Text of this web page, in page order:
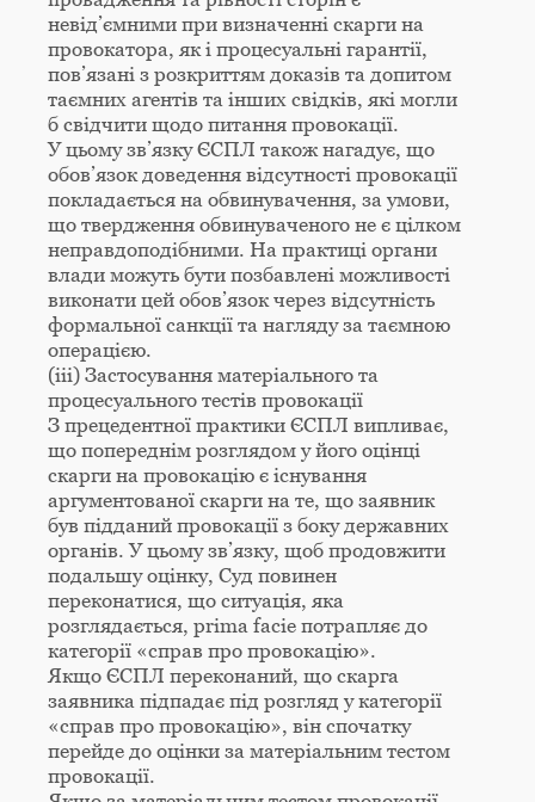
невід’ємними при визначенні скарги на
провокатора, як і процесуальні гарантії,
пов’язані з розкриттям доказів та допитом
таємних агентів та інших свідків, які могли
б свідчити щодо питання провокації.
У цьому зв’язку ЄСПЛ також нагадує, що
обов’язок доведення відсутності провокації
покладається на обвинувачення, за умови,
що твердження обвинуваченого не є цілком
неправдоподібними. На практиці органи
влади можуть бути позбавлені можливості
виконати цей обов’язок через відсутність
формальної санкції та нагляду за таємною
операцією.
(iii) Застосування матеріального та
процесуального тестів провокації
З прецедентної практики ЄСПЛ випливає,
що попереднім розглядом у його оцінці
скарги на провокацію є існування
аргументованої скарги на те, що заявник
був підданий провокації з боку державних
органів. У цьому зв’язку, щоб продовжити
подальшу оцінку, Суд повинен
переконатися, що ситуація, яка
розглядається, prima facie потрапляє до
категорії «справ про провокацію».
Якщо ЄСПЛ переконаний, що скарга
заявника підпадає під розгляд у категорії
«справ про провокацію», він спочатку
перейде до оцінки за матеріальним тестом
провокації.